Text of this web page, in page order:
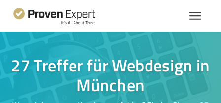
27 Treffer für Webdesign in
München